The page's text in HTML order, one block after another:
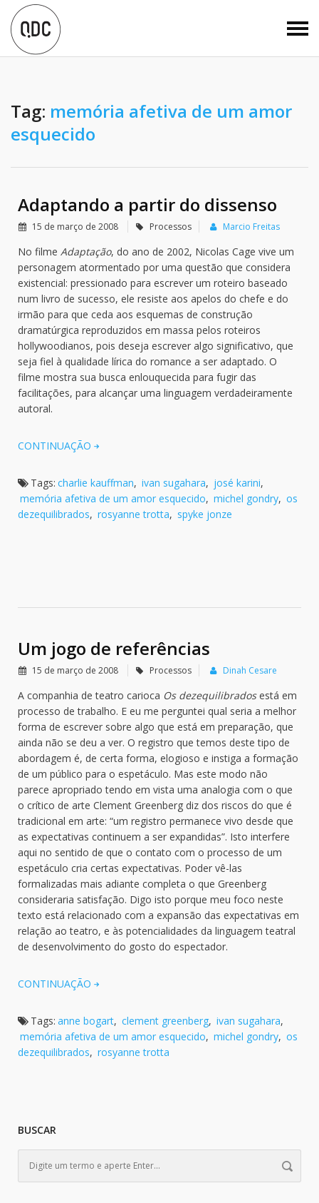
Tag: memória afetiva de um amor
esquecido
Adaptando a partir do dissenso
15 de março de 2008 Processos Marcio Freitas
No filme Adaptação, do ano de 2002, Nicolas Cage vive um
personagem atormentado por uma questão que considera
existencial: pressionado para escrever um roteiro baseado
num livro de sucesso, ele resiste aos apelos do chefe e do
irmão para que ceda aos esquemas de construção
dramatúrgica reproduzidos em massa pelos roteiros
hollywoodianos, pois deseja escrever algo significativo, que
seja fiel à qualidade lírica do romance a ser adaptado. O
filme mostra sua busca enlouquecida para fugir das
facilitações, para alcançar uma linguagem verdadeiramente
autoral.
CONTINUAÇÃO
Tags: charlie kauffman, ivan sugahara, josé karini,
memória afetiva de um amor esquecido, michel gondry, os
dezequilibrados, rosyanne trotta, spyke jonze
Um jogo de referências
15 de março de 2008 Processos Dinah Cesare
A companhia de teatro carioca Os dezequilibradosestá em
processo de trabalho. E eu me perguntei qual seria a melhor
forma de escrever sobre algo que está em preparação, que
ainda não se deu a ver. O registro que temos deste tipo de
abordagem é, de certa forma, elogioso e instiga a formação
de um público para o espetáculo. Mas este modo não
parece apropriado tendo em vista uma analogia com o que
o crítico de arte Clement Greenberg diz dos riscos do que é
tradicional em arte: “um registro permanece vivo desde que
as expectativas continuem a ser expandidas”. Isto interfere
aqui no sentido de que o contato com o processo de um
espetáculo cria certas expectativas. Poder vê-las
formalizadas mais adiante completa o que Greenberg
consideraria satisfação. Digo isto porque meu foco neste
texto está relacionado com a expansão das expectativas em
relação ao teatro, e às potencialidades da linguagem teatral
de desenvolvimento do gosto do espectador.
CONTINUAÇÃO
Tags: anne bogart, clement greenberg, ivan sugahara,
memória afetiva de um amor esquecido, michel gondry, os
dezequilibrados, rosyanne trotta
BUSCAR